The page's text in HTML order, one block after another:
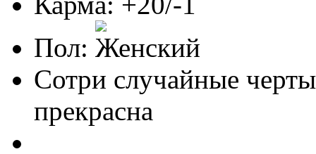
Пол:
Сотри случайные
прекрасна